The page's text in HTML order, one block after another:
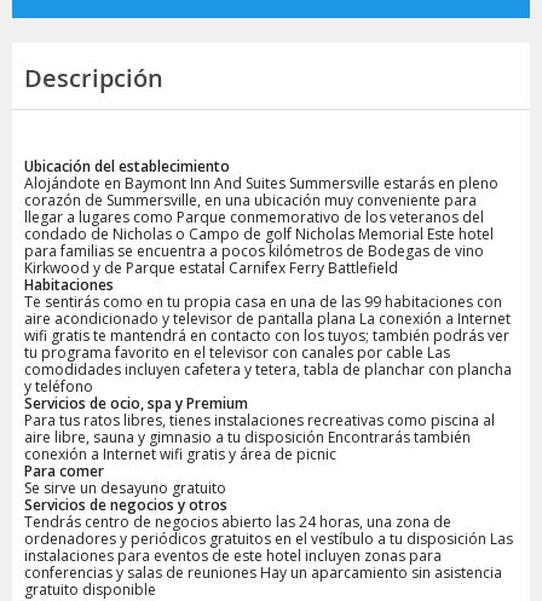
Descripción
Ubicación del establecimiento
Alojándote en Baymont Inn And Suites Summersville estarás en pleno
corazón de Summersville, en una ubicación muy conveniente para
llegar a lugares como Parque conmemorativo de los veteranos del
condado de Nicholas o Campo de golf Nicholas Memorial Este hotel
para familias se encuentra a pocos kilómetros de Bodegas de vino
Kirkwood y de Parque estatal Carnifex Ferry Battlefield
Habitaciones
Te sentirás como en tu propia casa en una de las 99 habitaciones con
aire acondicionado y televisor de pantalla plana La conexión a Internet
wifi gratis te mantendrá en contacto con los tuyos; también podrás ver
tu programa favorito en el televisor con canales por cable Las
comodidades incluyen cafetera y tetera, tabla de planchar con plancha
y teléfono
Servicios de ocio, spa y Premium
Para tus ratos libres, tienes instalaciones recreativas como piscina al
aire libre, sauna y gimnasio a tu disposición Encontrarás también
conexión a Internet wifi gratis y área de picnic
Para comer
Se sirve un desayuno gratuito
Servicios de negocios y otros
Tendrás centro de negocios abierto las 24 horas, una zona de
ordenadores y periódicos gratuitos en el vestíbulo a tu disposición Las
instalaciones para eventos de este hotel incluyen zonas para
conferencias y salas de reuniones Hay un aparcamiento sin asistencia
gratuito disponible